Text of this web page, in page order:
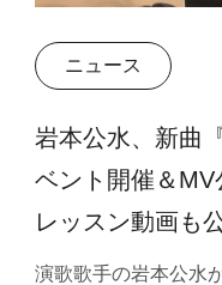
ニュース
岩本公水、新曲
ベント開催＆
レッスン動画も
演歌歌手の岩本公水